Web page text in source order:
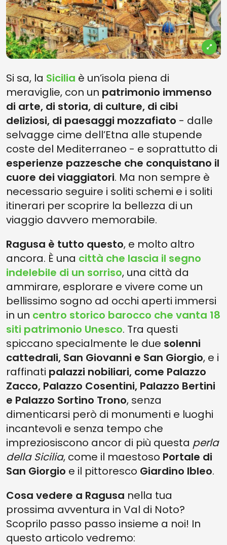
Si sa, la Sicilia è un’isola piena di
meraviglie, con un patrimonio immenso
di arte, di storia, di culture, di cibi
deliziosi, di paesaggi mozzafiato - dalle
selvagge cime dell’Etna alle stupende
coste del Mediterraneo - e soprattutto di
esperienze pazzesche che conquistano il
cuore dei viaggiatori. Ma non sempre è
necessario seguire i soliti schemi e i soliti
itinerari per scoprire la bellezza di un
viaggio davvero memorabile.
Ragusa è tutto questo, e molto altro
ancora. È una città che lascia il segno
indelebile di un sorriso, una città da
ammirare, esplorare e vivere come un
bellissimo sogno ad occhi aperti immersi
in un centro storico barocco che vanta 18
siti patrimonio Unesco. Tra questi
spiccano specialmente le due solenni
cattedrali, San Giovanni e San Giorgio, e i
raffinati palazzi nobiliari, come Palazzo
Zacco, Palazzo Cosentini, Palazzo Bertini
e Palazzo Sortino Trono, senza
dimenticarsi però di monumenti e luoghi
incantevoli e senza tempo che
impreziosiscono ancor di più questa perla
della Sicilia, come il maestoso Portale di
San Giorgio e il pittoresco Giardino Ibleo.
Cosa vedere a Ragusa nella tua
prossima avventura in Val di Noto?
Scoprilo passo passo insieme a noi! In
questo articolo vedremo: